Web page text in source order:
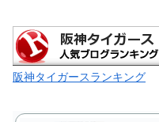
阪神タイガースランキング